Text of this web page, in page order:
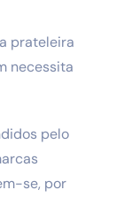
prateleira
necessita
pelo
se, por